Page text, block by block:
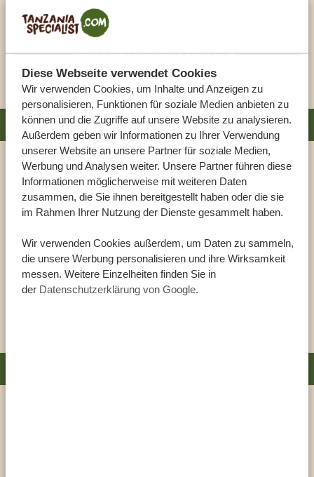
Diese Webseite verwendet Cookies
Wir verwenden Cookies, um Inhalte und Anzeigen zu
personalisieren, Funktionen für soziale Medien anbieten zu
können und die Zugriffe auf unsere Website zu analysieren.
Außerdem geben wir Informationen zu Ihrer Verwendung
unserer Website an unsere Partner für soziale Medien,
Werbung und Analysen weiter. Unsere Partner führen diese
Informationen möglicherweise mit weiteren Daten
zusammen, die Sie ihnen bereitgestellt haben oder die sie
im Rahmen Ihrer Nutzung der Dienste gesammelt haben.
Wir verwenden Cookies außerdem, um Daten zu sammeln,
die unsere Werbung personalisieren und ihre Wirksamkeit
messen. Weitere Einzelheiten finden Sie in
der Datenschutzerklärung von Google.
Balkon mit Sitzgelegenheiten öffnen und mit allen
Annehmlichkeiten ausgestattet sind, die Sie sich für einen
weiße Pulverstrände, bietet das […]
DIESE UNTERKUNFT ANSEHEN
ORT: ZANZIBAR - JAMBIANI
BAMBOO ZANZIBAR
Das Bamboo Zanzibar ist ein kleines Designhotel in Jambiani,
an der Südostküste Sansibars. Mit seinen 10 Suiten in einem
von Minimalismus, Harmonie und anspruchsvollem Strand-
Chic. Alle Suiten in diesem Adult Only Hotel haben Meerblick
mit Türen, die sich vollständig zum Meer hin öffnen und ein